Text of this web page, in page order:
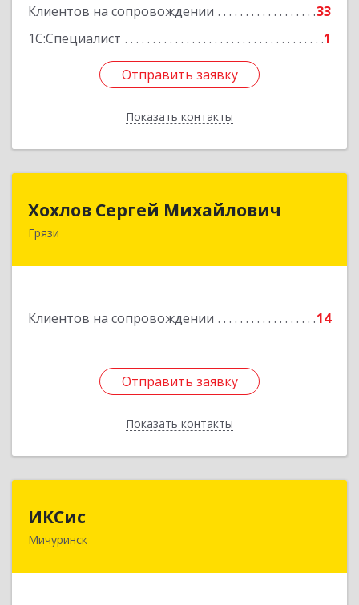
Клиентов на сопровождении
33
1С:Специалист
1
Отправить заявку
Показать контакты
Отправить заявку
Назад
Хохлов Сергей Михайлович
Грязи
Клиентов на сопровождении 14
Отправить заявку
Показать контакты
Хохлов Сергей Михайлович
Отправить заявку
Назад
ИКСис
Мичуринск